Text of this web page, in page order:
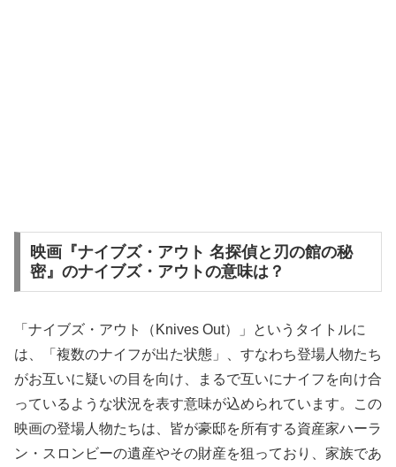
映画『ナイブズ・アウト 名探偵と刃の館の秘
密』のナイブズ・アウトの意味は？
「ナイブズ・アウト（Knives Out）」というタイトルに
は、「複数のナイフが出た状態」、すなわち登場人物たち
がお互いに疑いの目を向け、まるで互いにナイフを向け合
っているような状況を表す意味が込められています。この
映画の登場人物たちは、皆が豪邸を所有する資産家ハーラ
ン・スロンビーの遺産やその財産を狙っており、家族であ